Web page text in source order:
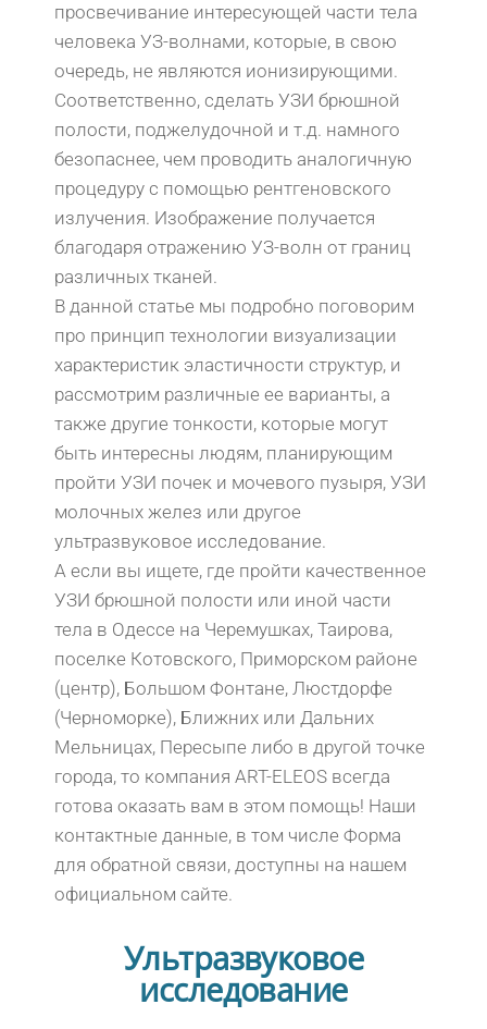
просвечивание интересующей части тела
человека УЗ-волнами, которые, в свою
очередь, не являются ионизирующими.
Соответственно, сделать УЗИ брюшной
полости, поджелудочной и т.д. намного
безопаснее, чем проводить аналогичную
процедуру с помощью рентгеновского
излучения. Изображение получается
благодаря отражению УЗ-волн от границ
различных тканей.
В данной статье мы подробно поговорим
про принцип технологии визуализации
характеристик эластичности структур, и
рассмотрим различные ее варианты, а
также другие тонкости, которые могут
быть интересны людям, планирующим
пройти УЗИ почек и мочевого пузыря, УЗИ
молочных желез или другое
ультразвуковое исследование.
А если вы ищете, где пройти качественное
УЗИ брюшной полости или иной части
тела в Одессе на Черемушках, Таирова,
поселке Котовского, Приморском районе
(центр), Большом Фонтане, Люстдорфе
(Черноморке), Ближних или Дальних
Мельницах, Пересыпе либо в другой точке
города, то компания ART-ELEOS всегда
готова оказать вам в этом помощь! Наши
контактные данные, в том числе Форма
для обратной связи, доступны на нашем
официальном сайте.
Ультразвуковое
исследование